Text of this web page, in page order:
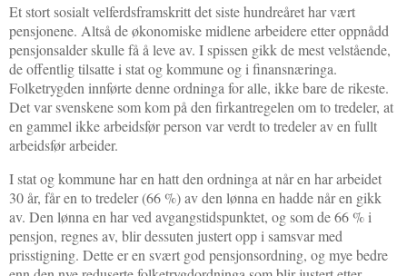
Et stort sosialt velferdsframskritt det siste hundreåret har vært
pensjonene. Altså de økonomiske midlene arbeidere etter oppnådd
pensjonsalder skulle få å leve av. I spissen gikk de mest velstående,
de offentlig tilsatte i stat og kommune og i finansnæringa.
Folketrygden innførte denne ordninga for alle, ikke bare de rikeste.
Det var svenskene som kom på den firkantregelen om to tredeler, at
en gammel ikke arbeidsfør person var verdt to tredeler av en fullt
arbeidsfør arbeider.
I stat og kommune har en hatt den ordninga at når en har arbeidet
30 år, får en to tredeler (66 %) av den lønna en hadde når en gikk
av. Den lønna en har ved avgangstidspunktet, og som de 66 % i
pensjon, regnes av, blir dessuten justert opp i samsvar med
prisstigning. Dette er en svært god pensjonsordning, og mye bedre